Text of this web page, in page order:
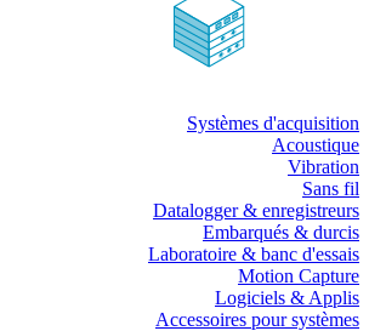
Systèmes d'acquisition
Acoustique
Vibration
Sans fil
Datalogger & enregistreurs
Embarqués & durcis
Laboratoire & banc d'essais
Motion Capture
Logiciels & Applis
Accessoires pour systèmes